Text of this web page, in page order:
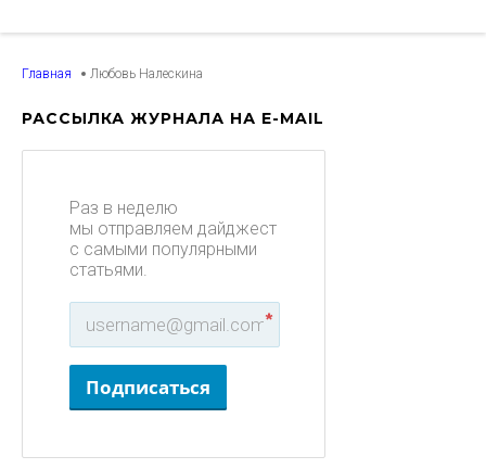
Главная Любовь Налескина
РАССЫЛКА ЖУРНАЛА НА E-MAIL
Раз в неделю
мы отправляем дайджест
с самыми популярными
статьями.
*
Подписаться